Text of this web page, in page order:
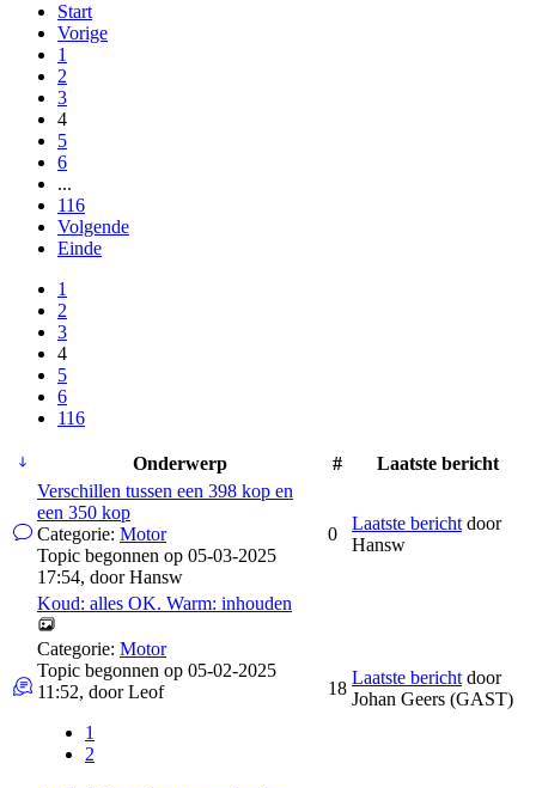
Start
Vorige
1
2
3
4
5
6
...
116
Volgende
Einde
1
2
3
4
5
6
116
Onderwerp #
Laatste bericht
Verschillen tussen een 398 kop en
een 350 kop
Categorie: Motor
Topic begonnen op 05-03-2025
17:54, doorHansw
0
Laatste bericht door
Hansw
Koud: alles OK. Warm: inhouden
Categorie: Motor
Topic begonnen op 05-02-2025
11:52, doorLeof
1
2
18
Laatste bericht door
Johan Geers (GAST)